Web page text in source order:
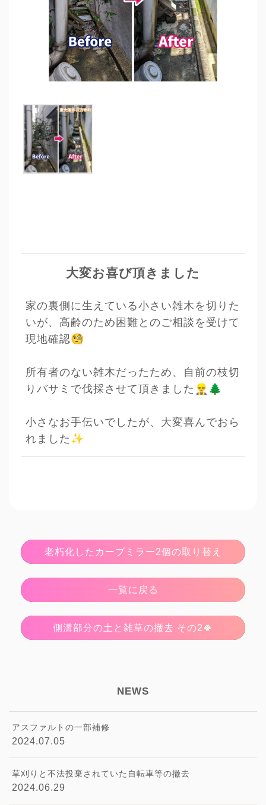
大変お喜び頂きました
家の裏側に生えている小さい雑木を切りた
いが、高齢のため困難とのご相談を受けて
現地確認🧐
所有者のない雑木だったため、自前の枝切
りバサミで伐採させて頂きました 👷‍♂️🌲
小さなお手伝いでしたが、大変喜んでおら
れました ✨
老朽化したカーブミラー2個の取り替え
一覧に戻る
側溝部分の土と雑草の撤去 その2🍀
NEWS
アスファルトの一部補修
2024.07.05
草刈りと不法投棄されていた自転車等の撤去
2024.06.29